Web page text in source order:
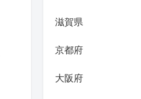
滋賀県
京都府
大阪府